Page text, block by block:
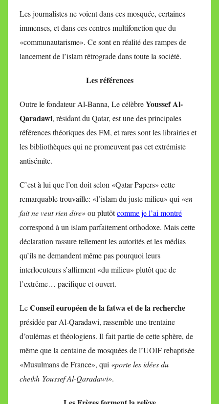
Les journalistes ne voient dans ces mosquée, certaines
immenses, et dans ces centres multifonction que du
«communautarisme». Ce sont en réalité des rampes de
lancement de l’islam rétrograde dans toute la société.
Les références
Outre le fondateur Al-Banna, Le célèbreYoussef Al-
Qaradawi, résidant du Qatar, est une des principales
références théoriques des FM, et rares sont les librairies et
les bibliothèques qui ne promeuvent pas cet extrémiste
antisémite.
C’est à lui que l’on doit selon «Qatar Papers» cette
remarquable trouvaille: «l’islam du juste milieu» qui «en
fait ne veut rien dire»ou plutôtcomme je l’ai montré
correspond à un islam parfaitement orthodoxe. Mais cette
déclaration rassure tellement les autorités et les médias
qu’ils ne demandent même pas pourquoi leurs
interlocuteurs s’affirment «du milieu» plutôt que de
l’extrême… pacifique et ouvert.
LeConseil européen de la fatwa et de la recherche
présidée par Al-Qaradawi, rassemble une trentaine
d’oulémas et théologiens. Il fait partie de cette sphère, de
même que la centaine de mosquées de l’UOIF rebaptisée
«Musulmans de France», qui «porte les idées du
cheikh Youssef Al-Qaradawi».